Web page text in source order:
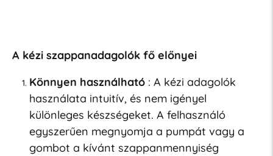
A kézi szappanadagolók fő előnyei
Könnyen használható: A kézi adagolók
használata intuitív, és nem igényel
különleges készségeket. A felhasználó
egyszerűen megnyomja a pumpát vagy a
gombot a kívánt szappanmennyiség